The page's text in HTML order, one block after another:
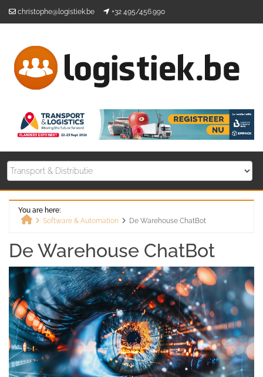
christophe@logistiek.be +32 495/456.990
You are here:
Software & Automation De Warehouse ChatBot
De Warehouse ChatBot